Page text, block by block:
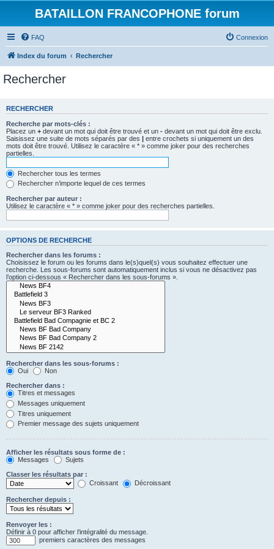
BATAILLON FRANCOPHONE forum
FAQ Connexion
Index du forum Rechercher
Rechercher
RECHERCHER
Recherche par mots-clés :
Placez un + devant un mot qui doit être trouvé et un - devant un mot qui doit être exclu.
Saisissez une suite de mots séparés par des | entre crochets si uniquement un des
mots doit être trouvé. Utilisez le caractère « * » comme joker pour des recherches
partielles.
Rechercher tous les termes
Rechercher n’importe lequel de ces termes
Rechercher par auteur :
Utilisez le caractère « * » comme joker pour des recherches partielles.
OPTIONS DE RECHERCHE
Rechercher dans les forums :
Choisissez le forum ou les forums dans le(s)quel(s) vous souhaitez effectuer une
recherche. Les sous-forums sont automatiquement inclus si vous ne désactivez pas
l’option ci-dessous « Rechercher dans les sous-forums ».
Rechercher dans les sous-forums :
Oui
Non
Rechercher dans :
Titres et messages
Messages uniquement
Titres uniquement
Premier message des sujets uniquement
Afficher les résultats sous forme de :
Messages
Sujets
Classer les résultats par :
Croissant
Décroissant
Rechercher depuis :
Renvoyer les :
Définir à 0 pour afficher l’intégralité du message.
premiers caractères des messages